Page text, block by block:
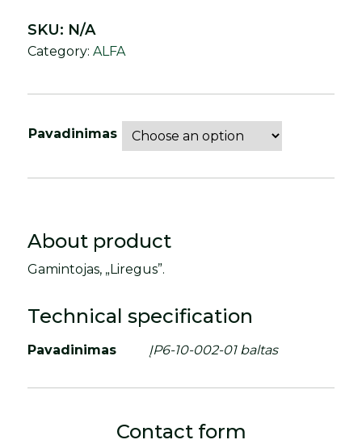
Pavadinimas
SKU: N/A
Category:ALFA
About product
Gamintojas, „Liregus”.
Technical specification
Pavadinimas ĮP6-10-002-01 baltas
Contact form